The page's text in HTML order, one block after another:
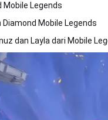
Mobile Legends
Mobile Legends
dan Layla dari Mobile